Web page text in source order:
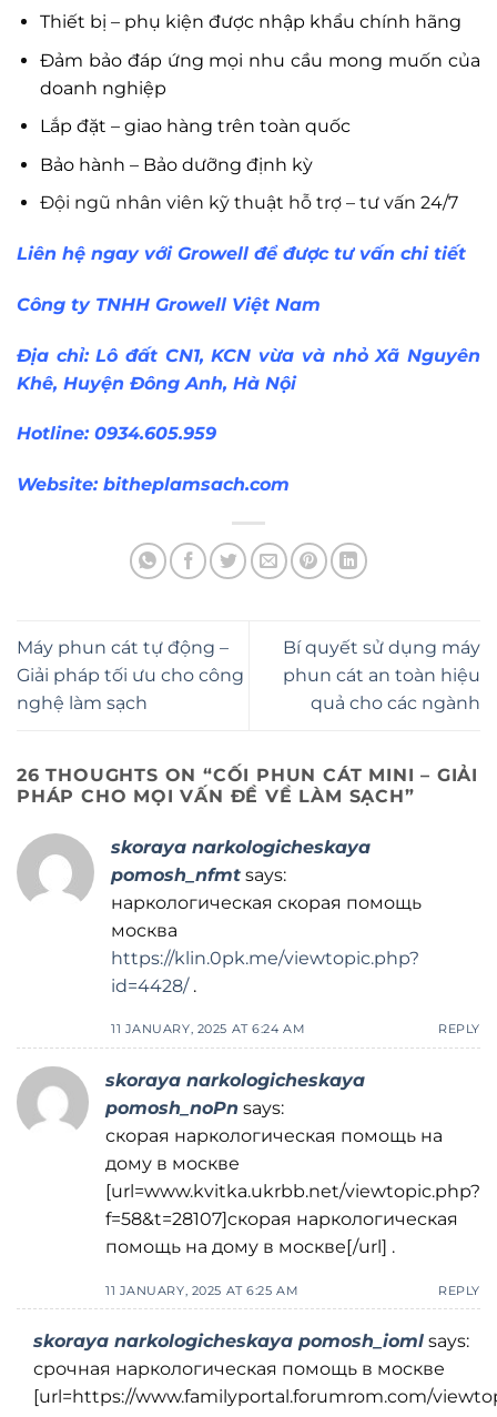
Thiết bị – phụ kiện được nhập khẩu chính hãng
Đảm bảo đáp ứng mọi nhu cầu mong muốn của
doanh nghiệp
Lắp đặt – giao hàng trên toàn quốc
Bảo hành – Bảo dưỡng định kỳ
Đội ngũ nhân viên kỹ thuật hỗ trợ – tư vấn 24/7
Liên hệ ngay với Growell để được tư vấn chi tiết
Công ty TNHH Growell Việt Nam
Địa chỉ: Lô đất CN1, KCN vừa và nhỏ Xã Nguyên
Khê, Huyện Đông Anh, Hà Nội
Hotline: 0934.605.959
Website: bitheplamsach.com
Máy phun cát tự động –
Giải pháp tối ưu cho công
nghệ làm sạch
Bí quyết sử dụng máy
phun cát an toàn hiệu
quả cho các ngành
26 THOUGHTS ON “CỐI PHUN CÁT MINI – GIẢI
PHÁP CHO MỌI VẤN ĐỀ VỀ LÀM SẠCH”
skoraya narkologicheskaya
pomosh_nfmt says:
наркологическая скорая помощь
москва
https://klin.0pk.me/viewtopic.php?
id=4428/.
11 JANUARY, 2025 AT 6:24 AM REPLY
skoraya narkologicheskaya
pomosh_noPn says:
скорая наркологическая помощь на
дому в москве
[url=www.kvitka.ukrbb.net/viewtopic.php?
f=58&t=28107]скорая наркологическая
помощь на дому в москве[/url] .
11 JANUARY, 2025 AT 6:25 AM REPLY
skoraya narkologicheskaya pomosh_ioml says:
срочная наркологическая помощь в москве
[url=https://www.familyportal.forumrom.com/